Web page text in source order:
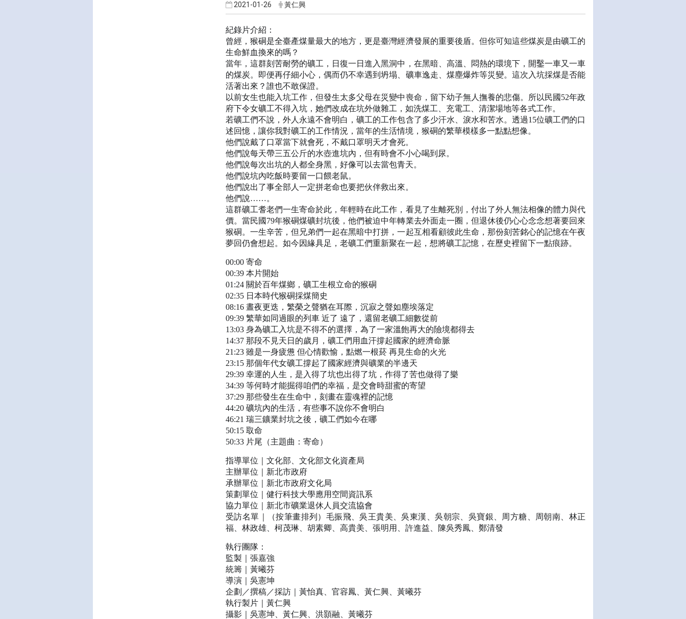
2021-01-26 黃仁興
紀錄片介紹：
曾經，猴硐是全臺產煤量最大的地方，更是臺灣經濟發展的重要後盾。但你可知這些煤炭是由礦工的
生命鮮血換來的嗎？
當年，這群刻苦耐勞的礦工，日復一日進入黑洞中，在黑暗、高溫、悶熱的環境下，開鑿一車又一車
的煤炭。即便再仔細小心，偶而仍不幸遇到坍塌、礦車逸走、煤塵爆炸等災變。這次入坑採煤是否能
活著出來？誰也不敢保證。
以前女生也能入坑工作，但發生太多父母在災變中喪命，留下幼子無人撫養的悲傷。所以民國52年政
府下令女礦工不得入坑，她們改成在坑外做雜工，如洗煤工、充電工、清潔場地等各式工作。
若礦工們不說，外人永遠不會明白，礦工的工作包含了多少汗水、淚水和苦水。透過15位礦工們的口
述回憶，讓你我對礦工的工作情況，當年的生活情境，猴硐的繁華模樣多一點點想像。
他們說戴了口罩當下就會死，不戴口罩明天才會死。
他們說每天帶三五公斤的水壺進坑內，但有時會不小心喝到尿。
他們說每次出坑的人都全身黑，好像可以去當包青天。
他們說坑內吃飯時要留一口餵老鼠。
他們說出了事全部人一定拼老命也要把伙伴救出來。
他們說……。
這群礦工耆老們一生寄命於此，年輕時在此工作，看見了生離死別，付出了外人無法相像的體力與代
價。當民國79年猴硐煤礦封坑後，他們被迫中年轉業去外面走一圈，但退休後仍心心念念想著要回來
猴硐。一生辛苦，但兄弟們一起在黑暗中打拼，一起互相看顧彼此生命，那份刻苦銘心的記憶在午夜
夢回仍會想起。如今因緣具足，老礦工們重新聚在一起，想將礦工記憶，在歷史裡留下一點痕跡。
00:00​ 寄命
00:39​ 本片開始
01:24​ 關於百年煤鄉，礦工生根立命的猴硐
02:35​ 日本時代猴硐採煤簡史
08:16​ 晝夜更迭，繁榮之聲猶在耳際，沉寂之聲如塵埃落定
09:39​ 繁華如同過眼的列車 近了 遠了，還留老礦工細數從前
13:03​ 身為礦工入坑是不得不的選擇，為了一家溫飽再大的險境都得去
14:37​ 那段不見天日的歲月，礦工們用血汗撐起國家的經濟命脈
21:23​ 雖是一身疲憊 但心情歡愉，點燃一根菸 再見生命的火光
23:15​ 那個年代女礦工撐起了國家經濟與礦業的半邊天
29:39​ 幸運的人生，是入得了坑也出得了坑，作得了苦也做得了樂
34:39​ 等何時才能掘得咱們的幸福，是交會時甜蜜的寄望
37:29​ 那些發生在生命中，刻畫在靈魂裡的記憶
44:20​ 礦坑內的生活，有些事不說你不會明白
46:21​ 瑞三鑛業封坑之後，礦工們如今在哪
50:15​ 取命
50:33​ 片尾（主題曲：寄命）
指導單位｜文化部、文化部文化資產局
主辦單位｜新北市政府
承辦單位｜新北市政府文化局
策劃單位｜健行科技大學應用空間資訊系
協力單位｜新北市礦業退休人員交流協會
受訪名單｜（按筆畫排列）毛振飛、吳王貴美、吳東漢、吳朝宗、吳寶銀、周方糖、周朝南、林正
福、林政雄、柯茂琳、胡素卿、高貴美、張明用、許進益、陳吳秀鳳、鄭清發
執行團隊：
監製｜張嘉強
統籌｜黃曦芬
導演｜吳憲坤
企劃／撰稿／採訪｜黃怡真、官容鳳、黃仁興、黃曦芬
執行製片｜黃仁興
攝影｜吳憲坤、黃仁興、洪顥融、黃曦芬